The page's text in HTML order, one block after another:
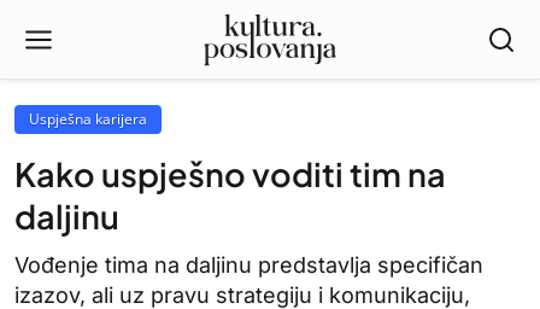
Uspješna karijera
Kako uspješno voditi tim na
daljinu
Vođenje tima na daljinu predstavlja specifičan
izazov, ali uz pravu strategiju i komunikaciju,